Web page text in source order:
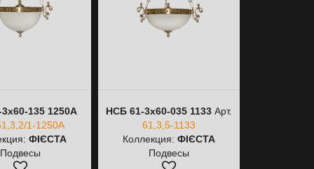
135 1250А
1-1250А
ФІЄСТА
Подвесы
НСБ 61-3х60-035 1133Арт.
61,3,5-1133
Коллекция: ФІЄСТА
Подвесы